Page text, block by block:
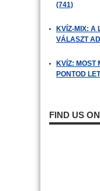
(741)
KVÍZ-MIX: A
VÁLASZT
KVÍZ: MOST
PONTOD
FIND US